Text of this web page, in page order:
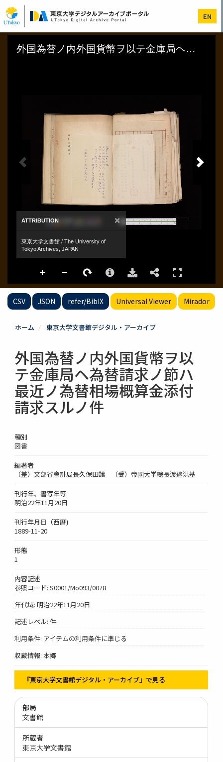
イ
ン
コ
EN
CSV JSON refer/BibIX Universal Viewer Mirador
ホーム 東京大学文書館デジタル・アーカイブ
外国為替ノ内外国貨幣ヲ以
テ金庫局ヘ為替請求ノ節ハ
最近ノ為替相場概算金添付
請求スルノ件
種別
図書
編著者
（差）文部省會計局長久保田譲 （受）帝國大学總長渡邉洪基
刊行年、書写年等
明治22年11月20日
刊行年月日（西暦)
1889-11-20
形態
1
内容記述
参照コード: S0001/Mo093/0078
年代域: 明治22年11月20日
記述レベル: 件
利用条件: アイテムの利用条件に準じる
収蔵情報: 本郷
『東京大学文書館デジタル・アーカイブ』で見る
部局
文書館
所蔵者
東京大学文書館